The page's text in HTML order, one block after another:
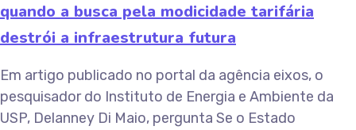
quando a busca pela modicidade tarifária
destrói a infraestrutura futura
Em artigo publicado no portal da agência eixos, o
pesquisador do Instituto de Energia e Ambiente da
USP, Delanney Di Maio, pergunta Se o Estado